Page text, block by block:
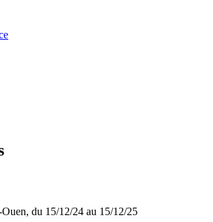
du 15/12/24 au 15/12/25